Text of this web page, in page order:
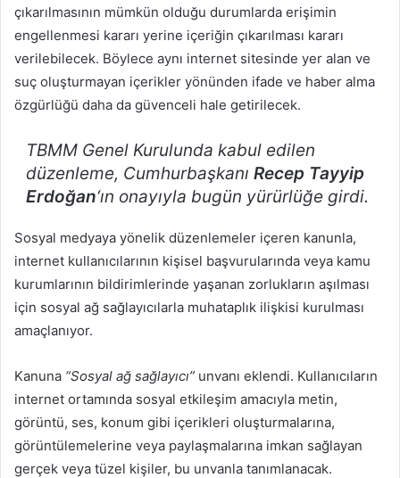
çıkarılmasının mümkün olduğu durumlarda erişimin
engellenmesi kararı yerine içeriğin çıkarılması kararı
verilebilecek. Böylece aynı internet sitesinde yer alan ve
suç oluşturmayan içerikler yönünden ifade ve haber alma
özgürlüğü daha da güvenceli hale getirilecek.
TBMM Genel Kurulunda kabul edilen
düzenleme, Cumhurbaşkanı Recep Tayyip
Erdoğan‘ın onayıyla bugün yürürlüğe girdi.
Sosyal medyaya yönelik düzenlemeler içeren kanunla,
internet kullanıcılarının kişisel başvurularında veya kamu
kurumlarının bildirimlerinde yaşanan zorlukların aşılması
için sosyal ağ sağlayıcılarla muhataplık ilişkisi kurulması
amaçlanıyor.
Kanuna “Sosyal ağ sağlayıcı” unvanı eklendi. Kullanıcıların
internet ortamında sosyal etkileşim amacıyla metin,
görüntü, ses, konum gibi içerikleri oluşturmalarına,
görüntülemelerine veya paylaşmalarına imkan sağlayan
gerçek veya tüzel kişiler, bu unvanla tanımlanacak.